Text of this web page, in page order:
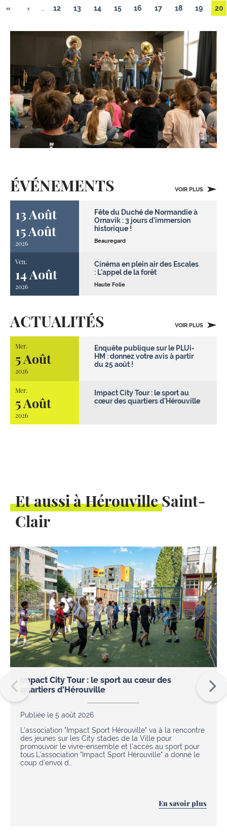
« ‹ 12 13 14 15 16 17 18 19 20
ÉVÉNEMENTS VOIR PLUS
13 Août
15 Août
2026
Fête du Duché de Normandie à
Ornavik : 3 jours d'immersion
historique !
Beauregard
Ven.
14 Août
2026
Cinéma en plein air des Escales
: L'appel de la forêt
Haute Folie
ACTUALITÉS VOIR PLUS
Mer.
5 Août
2026
Enquête publique sur le PLUi-
HM : donnez votre avis à partir
du 25 août !
Mer.
5 Août
2026
Impact City Tour : le sport au
cœur des quartiers d'Hérouville
Et aussi à Hérouville Saint-
Clair
Impact City Tour : le sport au cœur des
quartiers d'Hérouville
Publiée le 5 août 2026
L'association "Impact Sport Hérouville" va à la rencontre
des jeunes sur les City stades de la Ville pour
promouvoir le vivre-ensemble et l'accès au sport pour
tous.L’association "Impact Sport Hérouville" a donné le
coup d’envoi d…
En savoir plus